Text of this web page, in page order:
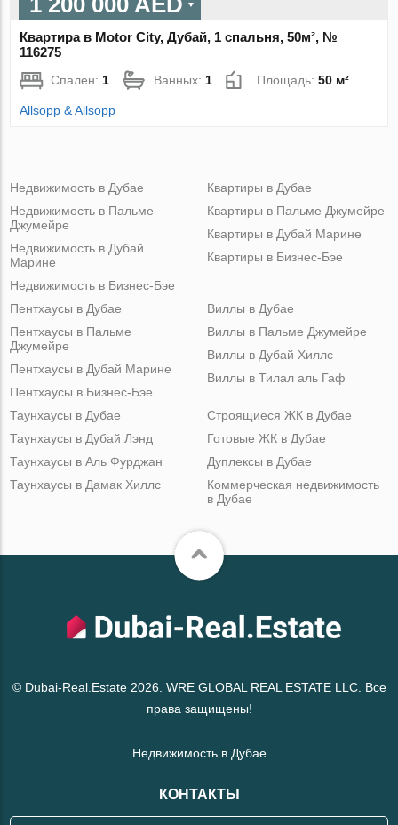
Квартира в Motor City, Дубай, 1 спальня, 50м², №
116275
Спален: 1 Ванных: 1 Площадь:50 м²
Allsopp & Allsopp
Недвижимость в Дубае
Недвижимость в Пальме
Джумейре
Недвижимость в Дубай
Марине
Недвижимость в Бизнес-Бэе
Квартиры в Дубае
Квартиры в Пальме Джумейре
Квартиры в Дубай Марине
Квартиры в Бизнес-Бэе
Пентхаусы в Дубае
Пентхаусы в Пальме
Джумейре
Пентхаусы в Дубай Марине
Пентхаусы в Бизнес-Бэе
Виллы в Дубае
Виллы в Пальме Джумейре
Виллы в Дубай Хиллс
Виллы в Тилал аль Гаф
Таунхаусы в Дубае
Таунхаусы в Дубай Лэнд
Таунхаусы в Аль Фурджан
Таунхаусы в Дамак Хиллс
Строящиеся ЖК в Дубае
Готовые ЖК в Дубае
Дуплексы в Дубае
Коммерческая недвижимость
в Дубае
© Dubai-Real.Estate 2026. WRE GLOBAL REAL ESTATE LLC. Все
права защищены!
Недвижимость в Дубае
КОНТАКТЫ